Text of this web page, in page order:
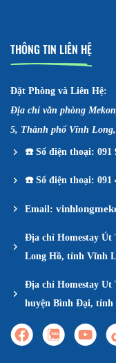
THÔNG TIN LIÊN HỆ
Đặt Phòng và Liên Hệ:
Địa chỉ văn phòng
5, Thành phố Vĩnh
☎️Số điện thoại: 091
☎️Số điện thoại: 091
Email:
Địa chỉ Homestay Út
Long Hồ, tỉnh Vĩnh
Địa chỉ Homestay Ut
huyện Bình Đại, tỉnh